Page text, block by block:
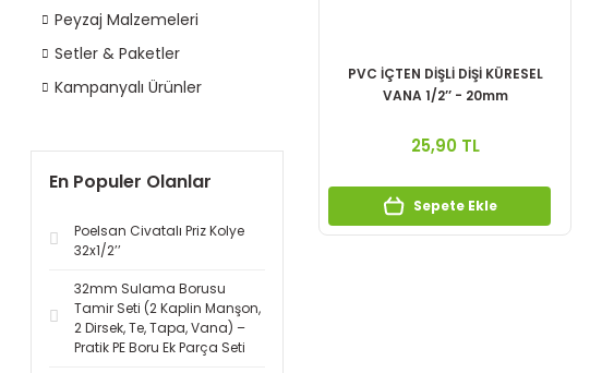
Peyzaj Malzemeleri
Setler & Paketler
Kampanyalı Ürünler
En Populer Olanlar
Poelsan Civatalı Priz Kolye
32x1/2’’
32mm Sulama Borusu
Tamir Seti (2 Kaplin Manşon,
2 Dirsek, Te, Tapa, Vana) –
Pratik PE Boru Ek Parça Seti
PVC İÇTEN DİŞLİ DİŞİ KÜRESEL
VANA 1/2’’ - 20mm
25,90 TL
Sepete Ekle